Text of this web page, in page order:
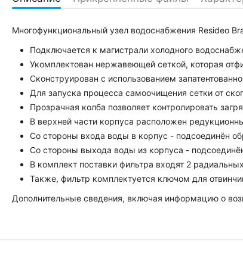
Многофункциональный узел водоснабжения Resideo
Подключается к магистрали холодного
Укомплектован нержавеющей сеткой, которая
Сконструирован с использованием
Для запуска процесса самоочищения сетки от
Прозрачная колба позволяет контролировать
В верхней части корпуса расположен
Со стороны входа воды в корпус - подсоединён
Со стороны выхода воды из корпуса -
В комплект поставки фильтра входят 2
Также, фильтр комплектуется ключом для
Дополнительные сведения, включая информацию о